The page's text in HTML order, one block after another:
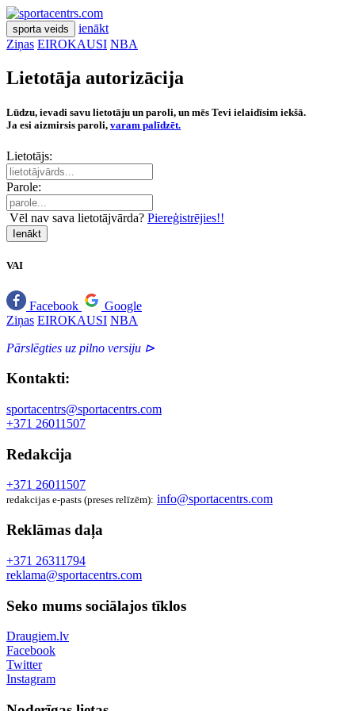
sporta veids
ienākt
Ziņas EIROKAUSI NBA
Lietotāja autorizācija
Lūdzu, ievadi savu lietotāju un paroli, un mēs Tevi ielaidīsim iekšā.
Ja esi aizmirsis paroli, varam palīdzēt.
Lietotājs:
Parole:
Vēl nav sava lietotājvārda? Piereģistrējies!!
Ienākt
VAI
Facebook
Google
Ziņas EIROKAUSI NBA
Pārslēgties uz pilno versiju ⊳
Kontakti:
sportacentrs@sportacentrs.com
+371 26011507
Redakcija
+371 26011507
redakcijas e-pasts (preses relīzēm): info@sportacentrs.com
Reklāmas daļa
+371 26311794
reklama@sportacentrs.com
Seko mums sociālajos tīklos
Draugiem.lv
Facebook
Twitter
Instagram